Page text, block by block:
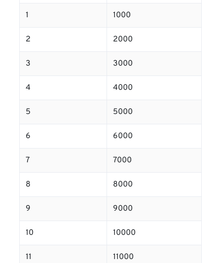
1 1000
2 2000
3 3000
4 4000
5 5000
6 6000
7 7000
8 8000
9 9000
10 10000
11 11000